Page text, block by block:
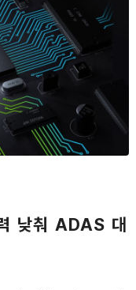
낮춰 ADAS 대